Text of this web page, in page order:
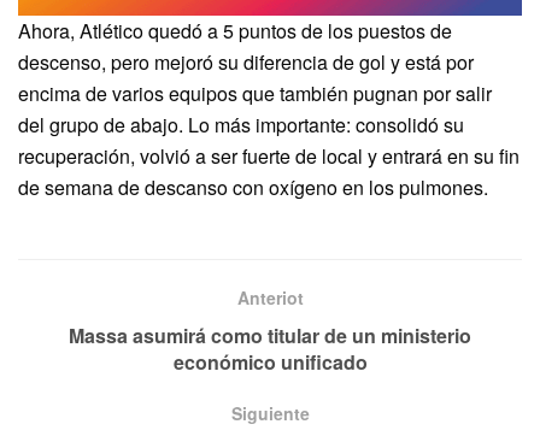
Ahora, Atlético quedó a 5 puntos de los puestos de
descenso, pero mejoró su diferencia de gol y está por
encima de varios equipos que también pugnan por salir
del grupo de abajo. Lo más importante: consolidó su
recuperación, volvió a ser fuerte de local y entrará en su fin
de semana de descanso con oxígeno en los pulmones.
Anteriot
Massa asumirá como titular de un ministerio
económico unificado
Siguiente